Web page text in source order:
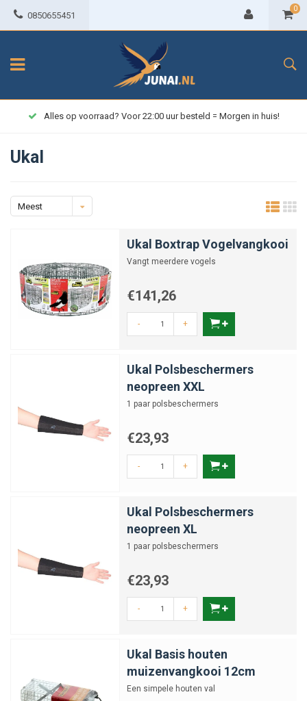
0850655451
0
Alles op voorraad? Voor 22:00 uur besteld = Morgen in huis!
Ukal
Meest
Ukal Boxtrap Vogelvangkooi
Vangt meerdere vogels
€141,26
- +
Ukal Polsbeschermers
neopreen XXL
1 paar polsbeschermers
€23,93
- +
Ukal Polsbeschermers
neopreen XL
1 paar polsbeschermers
€23,93
- +
Ukal Basis houten
muizenvangkooi 12cm
Een simpele houten val